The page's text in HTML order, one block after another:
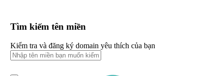
Tìm kiếm tên miền
Kiểm tra và đăng ký domain yêu thích của bạn